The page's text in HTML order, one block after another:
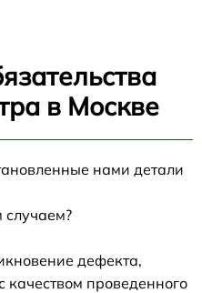
в Москве
нами детали
случаем?
дефекта,
проведенного